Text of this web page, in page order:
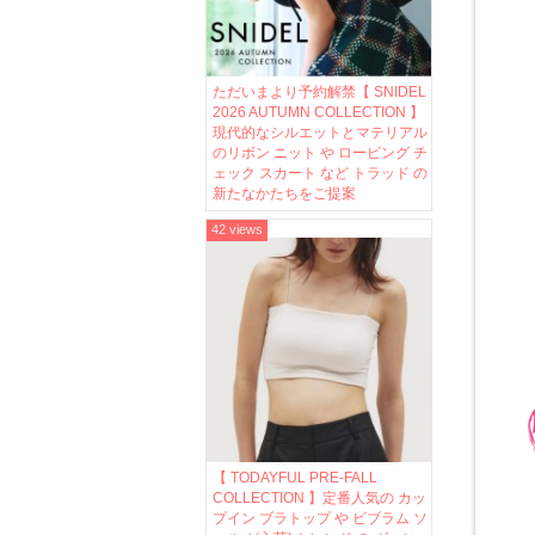
ただいまより予約解禁【 SNIDEL
2026 AUTUMN COLLECTION 】
現代的なシルエットとマテリアル
のリボン ニット や ロービング チ
ェック スカート など トラッド の
新たなかたちをご提案
【 TODAYFUL PRE-FALL
COLLECTION 】定番人気の カッ
プイン ブラトップ や ビブラム ソ
42 views